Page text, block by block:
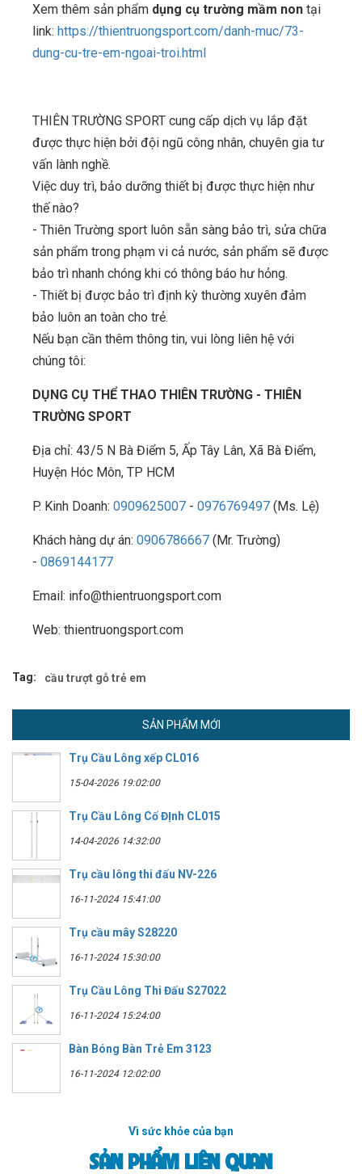
Xem thêm sản phẩm dụng cụ trường mầm non tại
link: https://thientruongsport.com/danh-muc/73-
dung-cu-tre-em-ngoai-troi.html
THIÊN TRƯỜNG SPORT cung cấp dịch vụ lắp đặt
được thực hiện bởi đội ngũ công nhân, chuyên gia tư
vấn lành nghề.
Việc duy trì, bảo dưỡng thiết bị được thực hiện như
thế nào?
- Thiên Trường sport luôn sẵn sàng bảo trì, sửa chữa
sản phẩm trong phạm vi cả nước, sản phẩm sẽ được
bảo trì nhanh chóng khi có thông báo hư hỏng.
- Thiết bị được bảo trì định kỳ thường xuyên đảm
bảo luôn an toàn cho trẻ.
Nếu bạn cần thêm thông tin, vui lòng liên hệ với
chúng tôi:
DỤNG CỤ THỂ THAO THIÊN TRƯỜNG - THIÊN
TRƯỜNG SPORT
Địa chỉ: 43/5 N Bà Điểm 5, Ấp Tây Lân, Xã Bà Điểm,
Huyện Hóc Môn, TP HCM
P. Kinh Doanh: 0909625007 - 0976769497 (Ms. Lệ)
Khách hàng dự án: 0906786667 (Mr. Trường)
- 0869144177
Email: info@thientruongsport.com
Web: thientruongsport.com
Tag: cầu trượt gỗ trẻ em
SẢN PHẨM MỚI
Trụ Cầu Lông xếp CL016
15-04-2026 19:02:00
Trụ Cầu Lông Cố ĐỊnh CL015
14-04-2026 14:32:00
Trụ cầu lông thi đấu NV-226
16-11-2024 15:41:00
Trụ cầu mây S28220
16-11-2024 15:30:00
Trụ Cầu Lông Thi Đấu S27022
16-11-2024 15:24:00
Bàn Bóng Bàn Trẻ Em 3123
16-11-2024 12:02:00
Vì sức khỏe của bạn
SẢN PHẨM LIÊN QUAN